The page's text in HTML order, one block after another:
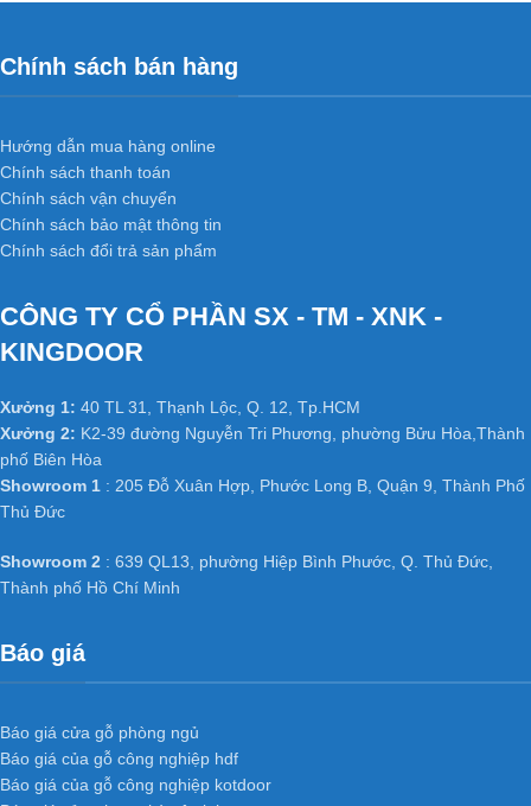
Chính sách bán hàng
Hướng dẫn mua hàng online
Chính sách thanh toán
Chính sách vận chuyển
Chính sách bảo mật thông tin
Chính sách đổi trả sản phẩm
CÔNG TY CỔ PHẦN SX - TM - XNK -
KINGDOOR
Xưởng 1: 40 TL 31, Thạnh Lộc, Q. 12, Tp.HCM
Xưởng 2: K2-39 đường Nguyễn Tri Phương, phường Bửu Hòa,Thành
phố Biên Hòa
Showroom 1 : 205 Đỗ Xuân Hợp, Phước Long B, Quận 9, Thành Phố
Thủ Đức
Showroom 2 : 639 QL13, phường Hiệp Bình Phước, Q. Thủ Đức,
Thành phố Hồ Chí Minh
Báo giá
Báo giá cửa gỗ phòng ngủ
Báo giá của gỗ công nghiệp hdf
Báo giá của gỗ công nghiệp kotdoor